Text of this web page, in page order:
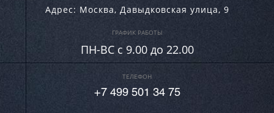
Адрес: Москва, Давыдковская улица, 9
ГРАФИК РАБОТЫ
ПН-ВC c 9.00 до 22.00
ТЕЛЕФОН
+7 499 501 34 75